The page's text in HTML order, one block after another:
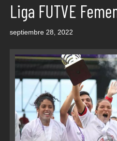
Liga FUTVE
septiembre 28, 2022